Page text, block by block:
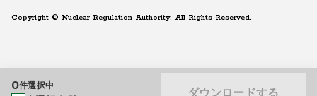
0件選択中
ダウンロードする
Copyright © Nuclear Regulation Authority. All Rights Reserved.